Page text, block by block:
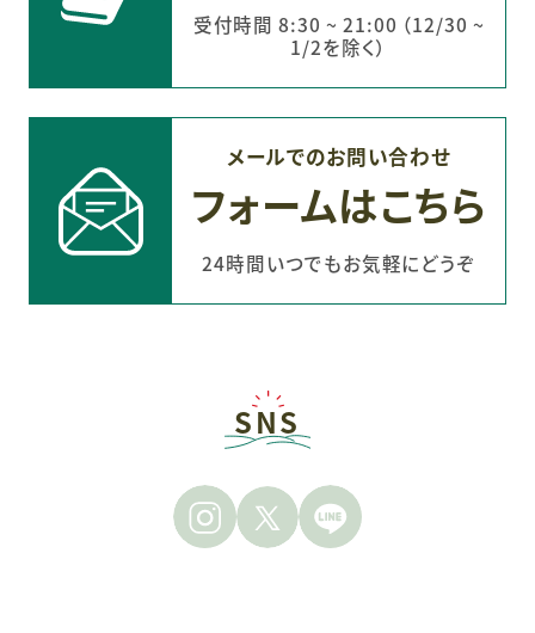
受付時間 8:30 ~ 21:00 （12/30 ~
1/2を除く）
メールでのお問い合わせ
フォームはこちら
24時間いつでもお気軽にどうぞ
SNS